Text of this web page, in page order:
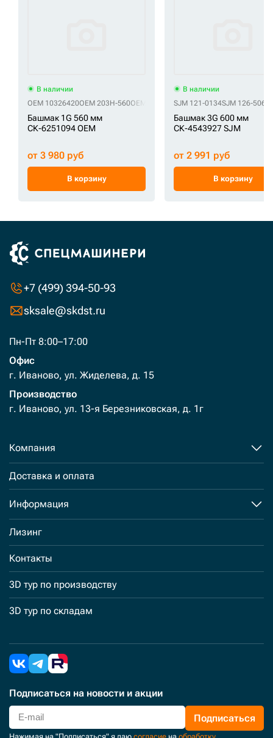
В наличии
OEM 10326420OEM 203H-560OEM 6Y6286 OEM 6Y-6286OEM 6Y-6389
Башмак 1G 560 мм
СК-6251094 OEM
от 3 980 руб
В корзину
В наличии
SJM 121-0134SJM 126-5062
Башмак 3G 600 мм
СК-4543927 SJM
от 2 991 руб
В корзину
+7 (499) 394-50-93
sksale@skdst.ru
Пн-Пт 8:00–17:00
Офис
г. Иваново, ул. Жиделева, д. 15
Производство
г. Иваново, ул. 13-я Березниковская, д. 1г
Компания
Доставка и оплата
Информация
Лизинг
Контакты
3D тур по производству
3D тур по складам
Подписаться на новости и акции
Подписаться